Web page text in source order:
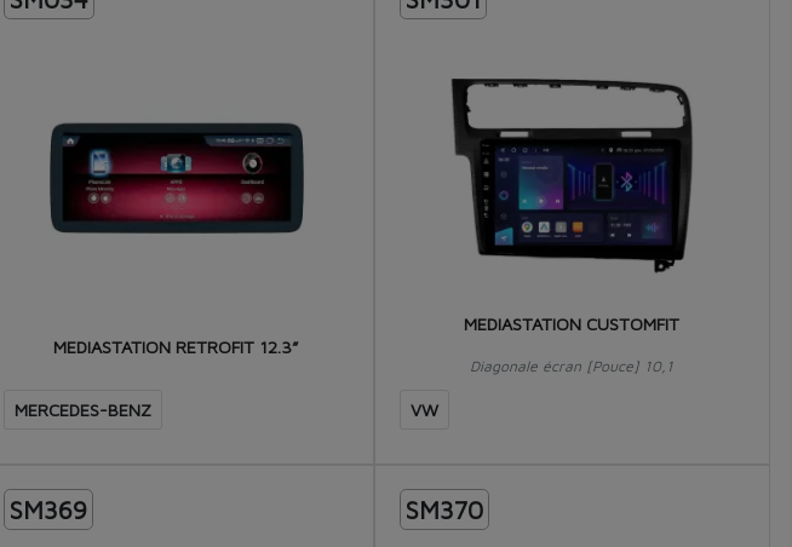
MEDIASTATION RETROFIT 12.3”
MERCEDES-BENZ
MEDIASTATION CUSTOMFIT
Diagonale écran [Pouce] 10,1
VW
SM369 SM370